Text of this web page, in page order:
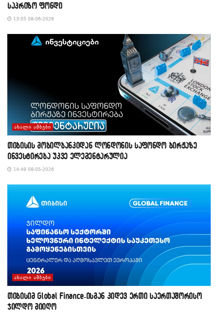
საპრიზო ფონდი
13:05 08-06-2026
ᲐᲮᲐᲚᲘ ᲐᲛᲑᲔᲑᲘ
თიბისის მობილბანკიდან ლონდონის საფონდო ბირჟაზე
ინვესტირება უკვე ელემენტარულია
14:49 08-05-2026
ᲐᲮᲐᲚᲘ ᲐᲛᲑᲔᲑᲘ
თიბისიმ Global Finance-ისგან კიდევ ერთი საერთაშორისო
ჯილდო მიიღო